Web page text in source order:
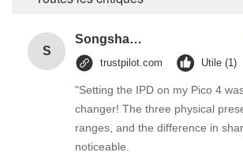
S
Songshang
trustpilot.com Utile (1)
"Setting the IPD on my Pico 4
changer! The three physical
ranges, and the difference in
noticeable.